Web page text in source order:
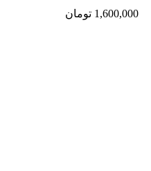
1,600,000 تومان